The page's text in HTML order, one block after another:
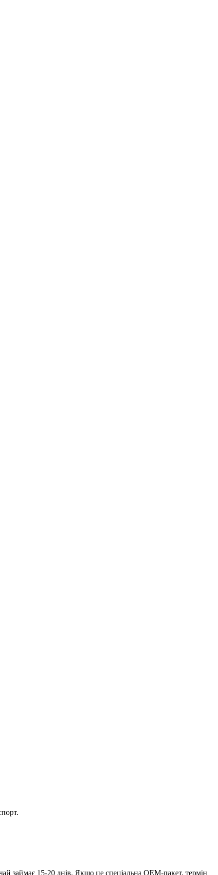
займає 15-20 днів. Якщо це спеціальна OEM-пакет, термін